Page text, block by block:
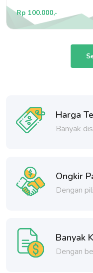
Rp 100.000,-
Harga
Banyak
Ongkir
Dengan
Banyak
Dengan